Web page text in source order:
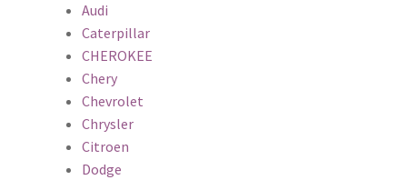
Audi
Caterpillar
CHEROKEE
Chery
Chevrolet
Chrysler
Citroen
Dodge